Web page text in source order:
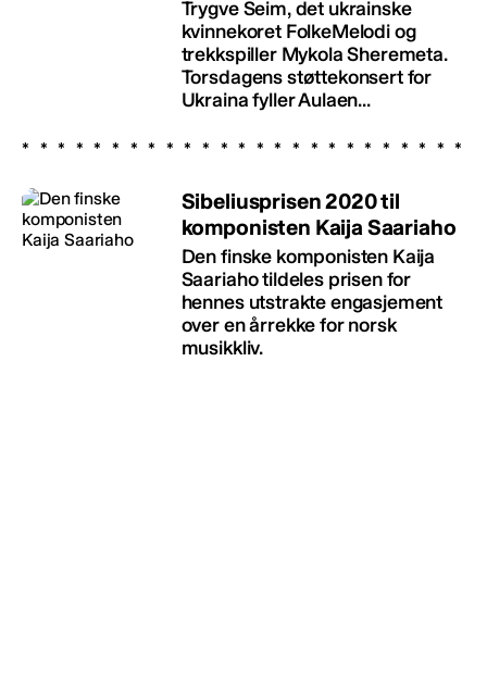
Trygve Seim, det ukrainske
kvinnekoret FolkeMelodi og
trekkspiller Mykola Sheremeta.
Torsdagens støttekonsert for
Ukraina fyller Aulaen...
Sibeliusprisen 2020 til
komponisten Kaija Saariaho
Den finske komponisten Kaija
Saariaho tildeles prisen for
hennes utstrakte engasjement
over en årrekke for norsk
musikkliv.